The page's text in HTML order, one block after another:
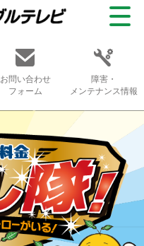
お問い合わせ
フォーム
障害・
メンテナンス情報